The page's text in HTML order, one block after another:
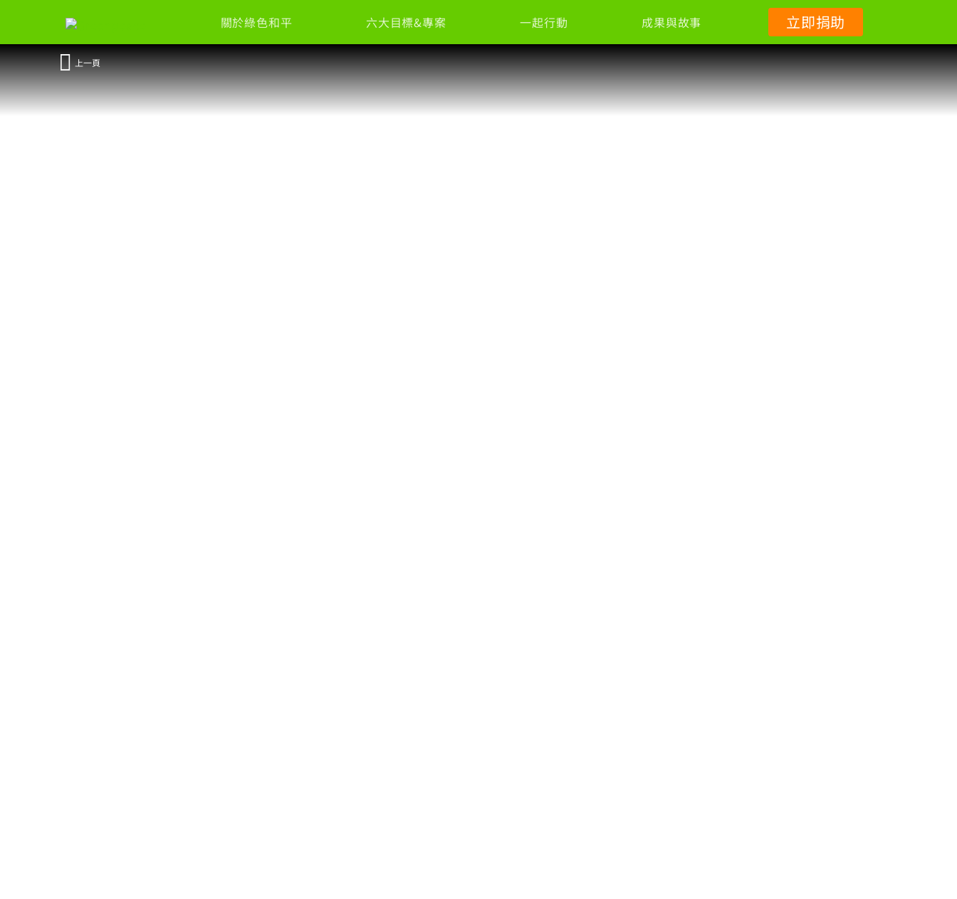
關於綠色和平 六大目標&專案 一起行動 成果與故事 立即捐助
上一頁